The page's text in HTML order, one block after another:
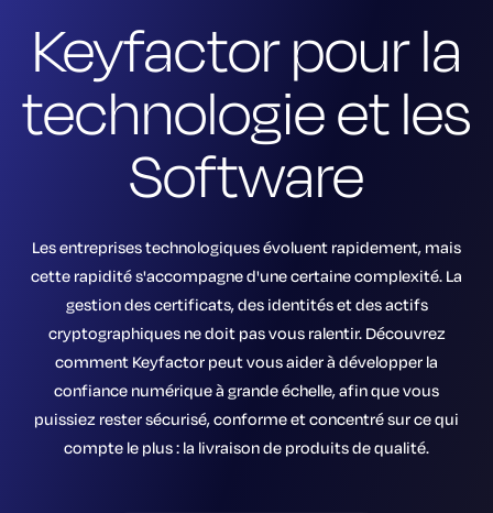
Keyfactor pour la
technologie et les
Software
Les entreprises technologiques évoluent rapidement, mais
cette rapidité s'accompagne d'une certaine complexité. La
gestion des certificats, des identités et des actifs
cryptographiques ne doit pas vous ralentir. Découvrez
comment Keyfactor peut vous aider à développer la
confiance numérique à grande échelle, afin que vous
puissiez rester sécurisé, conforme et concentré sur ce qui
compte le plus : la livraison de produits de qualité.